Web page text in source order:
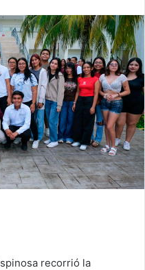
recorrió la